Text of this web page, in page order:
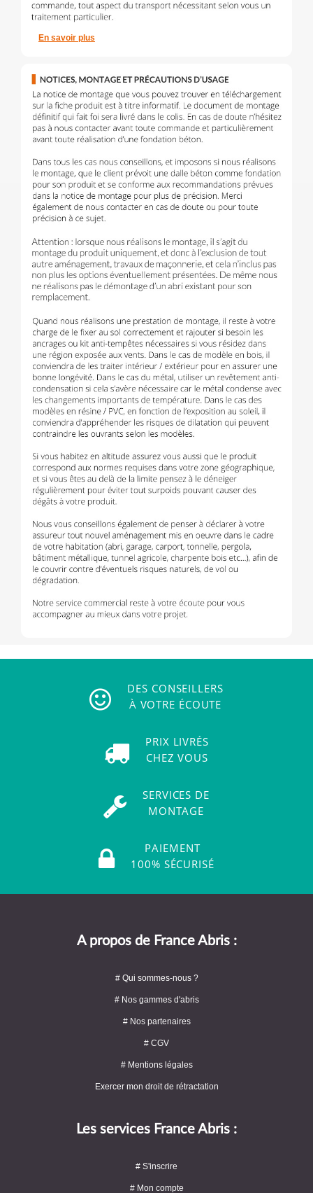
En savoir plus
DES CONSEILLERS
À VOTRE ÉCOUTE
PRIX LIVRÉS
CHEZ VOUS
SERVICES DE
MONTAGE
PAIEMENT
100% SÉCURISÉ
A propos de France Abris :
# Qui sommes-nous ?
# Nos gammes d'abris
# Nos partenaires
# CGV
# Mentions légales
Exercer mon droit de rétractation
Les services France Abris :
# S'inscrire
# Mon compte